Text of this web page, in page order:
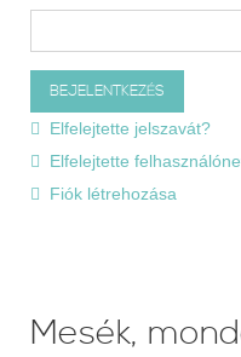
Elfelejtette jelszavát?
Elfelejtette
Fiók létrehozása
Mesék,